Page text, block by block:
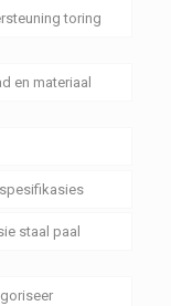
toring
en materiaal
staal paal